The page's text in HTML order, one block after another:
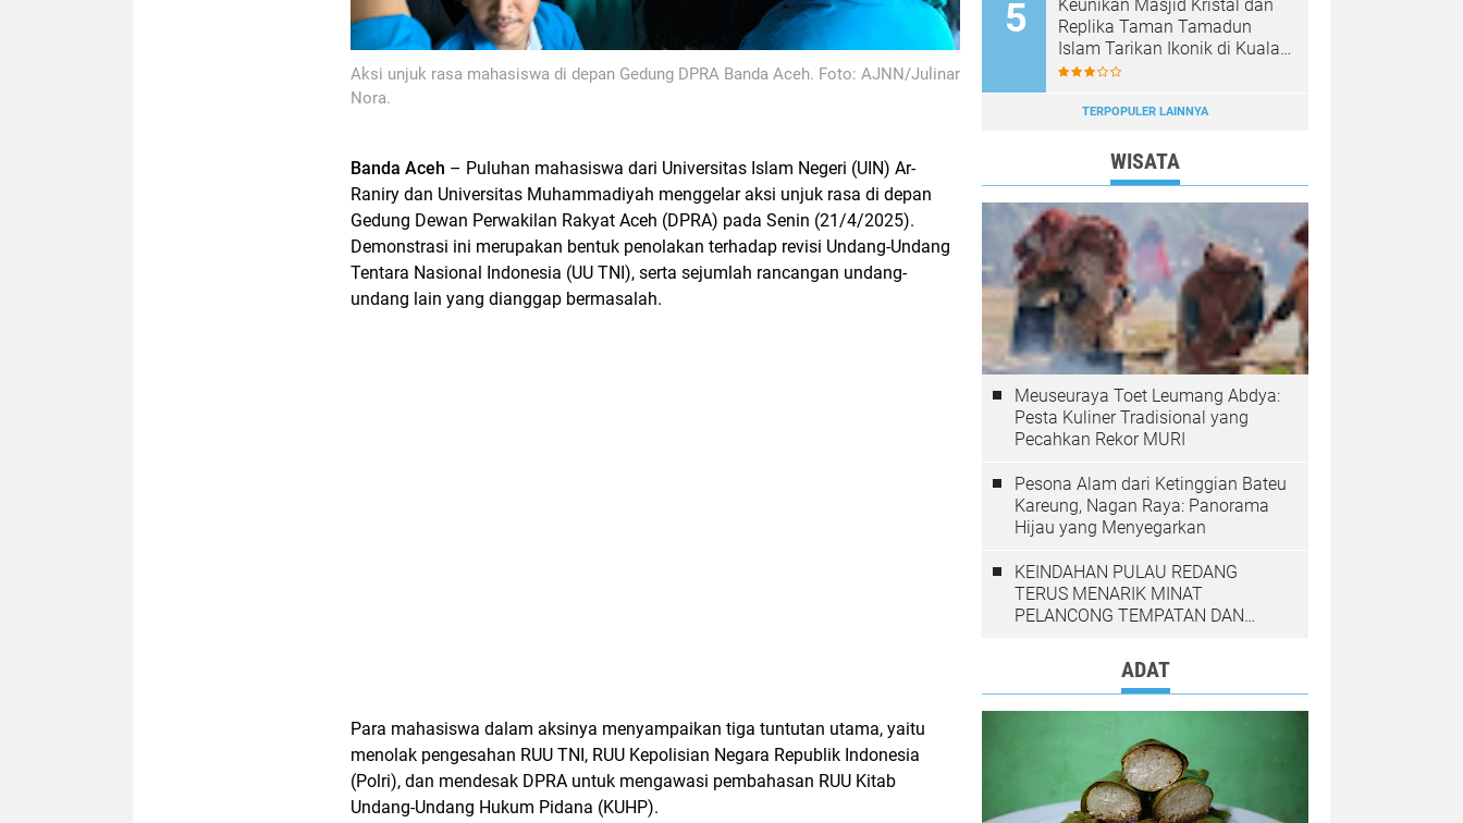
Aksi unjuk rasa mahasiswa di depan Gedung DPRA Banda Aceh. Foto: AJNN/Julinar
Nora.
Banda Aceh – Puluhan mahasiswa dari Universitas Islam Negeri (UIN) Ar-
Raniry dan Universitas Muhammadiyah menggelar aksi unjuk rasa di depan
Gedung Dewan Perwakilan Rakyat Aceh (DPRA) pada Senin (21/4/2025).
Demonstrasi ini merupakan bentuk penolakan terhadap revisi Undang-Undang
Tentara Nasional Indonesia (UU TNI), serta sejumlah rancangan undang-
undang lain yang dianggap bermasalah.
Para mahasiswa dalam aksinya menyampaikan tiga tuntutan utama, yaitu
menolak pengesahan RUU TNI, RUU Kepolisian Negara Republik Indonesia
(Polri), dan mendesak DPRA untuk mengawasi pembahasan RUU Kitab
Undang-Undang Hukum Pidana (KUHP).
Keunikan Masjid Kristal dan
Replika Taman Tamadun
Islam Tarikan Ikonik di Kuala
Terengganu, Malaysia
TERPOPULER LAINNYA
WISATA
Meuseuraya Toet Leumang Abdya:
Pesta Kuliner Tradisional yang
Pecahkan Rekor MURI
Pesona Alam dari Ketinggian Bateu
Kareung, Nagan Raya: Panorama
Hijau yang Menyegarkan
KEINDAHAN PULAU REDANG
TERUS MENARIK MINAT
PELANCONG TEMPATAN DAN
ADAT